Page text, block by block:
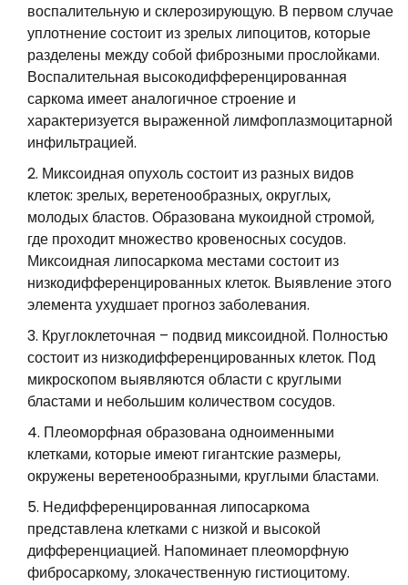
воспалительную и склерозирующую. В первом случае
уплотнение состоит из зрелых липоцитов, которые
разделены между собой фиброзными прослойками.
Воспалительная высокодифференцированная
саркома имеет аналогичное строение и
характеризуется выраженной лимфоплазмоцитарной
инфильтрацией.
Миксоидная опухоль состоит из разных видов
клеток: зрелых, веретенообразных, округлых,
молодых бластов. Образована мукоидной стромой,
где проходит множество кровеносных сосудов.
Миксоидная липосаркома местами состоит из
низкодифференцированных клеток. Выявление этого
элемента ухудшает прогноз заболевания.
Круглоклеточная – подвид миксоидной. Полностью
состоит из низкодифференцированных клеток. Под
микроскопом выявляются области с круглыми
бластами и небольшим количеством сосудов.
Плеоморфная образована одноименными
клетками, которые имеют гигантские размеры,
окружены веретенообразными, круглыми бластами.
Недифференцированная липосаркома
представлена клетками с низкой и высокой
дифференциацией. Напоминает плеоморфную
фибросаркому, злокачественную гистиоцитому.